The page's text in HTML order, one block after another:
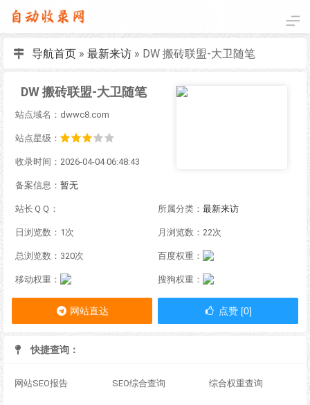
导航首页» 最新来访» DW 搬砖联盟-大卫随笔
DW 搬砖联盟-大卫随笔
站点域名：dwwc8.com
站点星级：
收录时间：2026-04-04 06:48:43
备案信息： 暂无
站长ＱＱ： 所属分类： 最新来访
日浏览数：1次 月浏览数：22次
总浏览数：320次 百度权重：
移动权重： 搜狗权重：
网站直达 点赞 [0]
快捷查询：
网站SEO报告 SEO综合查询 综合权重查询